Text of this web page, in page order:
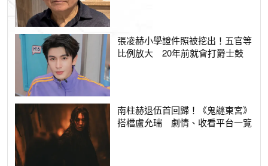
張凌赫小學證件照被挖出！五官等
比例放大 20年前就會打爵士鼓
南柱赫退伍首回歸！《鬼謎東宮》
搭檔盧允瑞 劇情、收看平台一覽